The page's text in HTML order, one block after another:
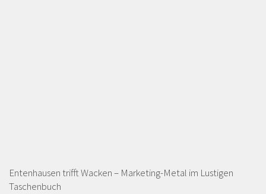
Entenhausen trifft Wacken – Marketing-Metal im Lustigen
Taschenbuch